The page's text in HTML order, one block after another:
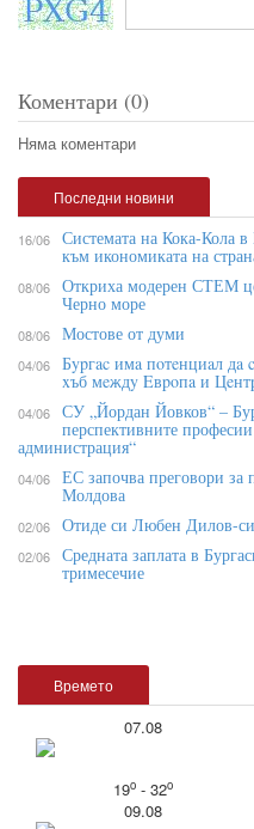
Коментари (0)
Няма коментари
Времето
07.08
19o- 32o
09.08
Последни новини
16/06 Системата на Кока-Кола
към икономиката на
08/06 Откриха модерен СТЕМ
Черно море
08/06 Мостове от думи
04/06 Бypгac имa пoтeнциaл дa
xъб мeждy Eвpoпa и
04/06 СУ „Йордан Йовков“ –
перспективните
администрация“
04/06 ЕС започва преговори за
Молдова
02/06 Отиде си Любен Дилов-
02/06 Средната заплата в
тримесечие